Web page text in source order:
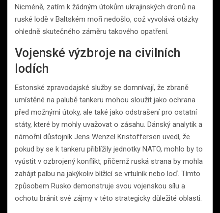
Nicméně, zatím k žádným útokům ukrajinských dronů na
ruské lodě v Baltském moři nedošlo, což vyvolává otázky
ohledně skutečného záměru takového opatření.
Vojenské výzbroje na civilních
lodích
Estonské zpravodajské služby se domnívají, že zbraně
umístěné na palubě tankeru mohou sloužit jako ochrana
před možnými útoky, ale také jako odstrašení pro ostatní
státy, které by mohly uvažovat o zásahu. Dánský analytik a
námořní důstojník Jens Wenzel Kristoffersen uvedl, že
pokud by se k tankeru přiblížily jednotky NATO, mohlo by to
vyústit v ozbrojený konflikt, přičemž ruská strana by mohla
zahájit palbu na jakýkoliv blížící se vrtulník nebo loď. Tímto
způsobem Rusko demonstruje svou vojenskou sílu a
ochotu bránit své zájmy v této strategicky důležité oblasti.